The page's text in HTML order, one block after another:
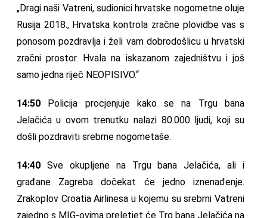
„Dragi naši Vatreni, sudionici hrvatske nogometne oluje
Rusija 2018., Hrvatska kontrola zračne plovidbe vas s
ponosom pozdravlja i želi vam dobrodošlicu u hrvatski
zračni prostor. Hvala na iskazanom zajedništvu i još
samo jedna riječ NEOPISIVO.“
14:50
Policija procjenjuje kako se na Trgu bana
Jelačića u ovom trenutku nalazi 80.000 ljudi, koji su
došli pozdraviti srebrne nogometaše.
14:40 Sve okupljene na Trgu bana Jelačića, ali i
građane Zagreba dočekat će jedno iznenađenje.
Zrakoplov Croatia Airlinesa u kojemu su srebrni Vatreni
zajedno s MIG-ovima preletjet će Trg bana Jelačića na